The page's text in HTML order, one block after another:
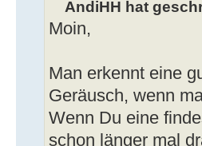
AndiHH hat
Moin,
Man erkennt eine
Geräusch, wenn
Wenn Du eine
schon länger mal